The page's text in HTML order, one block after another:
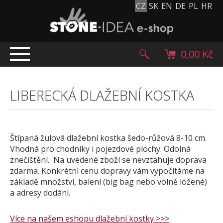
CZ SK EN DE PL HR
TOP NABÍDKA
PRODUKTY
Dlažební kostky
Historické dlažební kostky
Lávové kameny
Kamenný koberec
Oblázky, valouny a granulát
0,00 Kč
LIBERECKÁ DLAŽEBNÍ KOSTKA
Štípaná žulová dlažební kostka šedo-růžová 8-10 cm.
Vhodná pro chodníky i pojezdové plochy. Odolná
znečištění. Na uvedené zboží se nevztahuje doprava
zdarma. Konkrétní cenu dopravy vám vypočítáme na
základě množství, balení (big bag nebo volně ložené)
a adresy dodání.
Více na našem eshopu dlažební kostky >>>